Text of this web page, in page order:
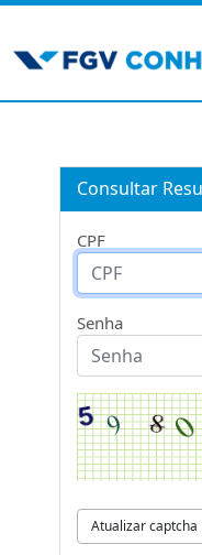
Consultar
CPF
Senha
Atualizar captcha